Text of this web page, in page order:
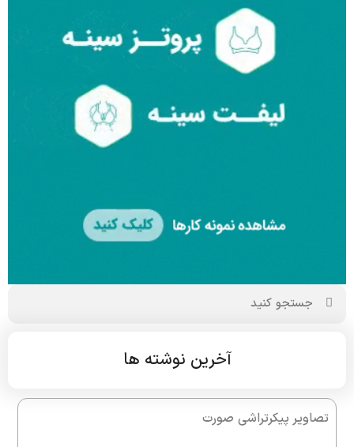
آخرین نوشته ها
تصاویر پیکرتراشی صورت